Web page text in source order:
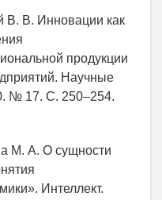
В. В. Инновации как
продукции
Научные
№ 17. C. 250–254.
М. А. О сущности
Интеллект.